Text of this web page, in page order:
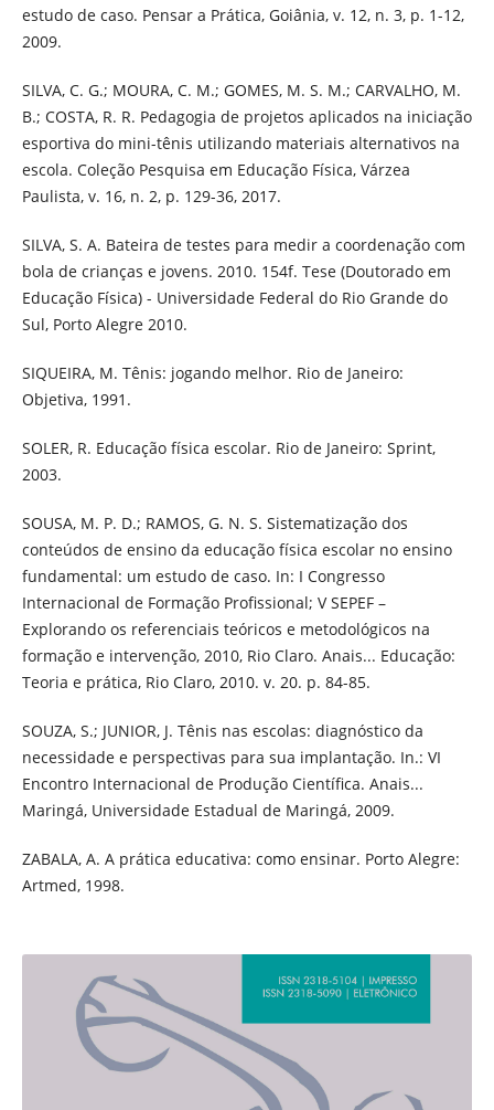
estudo de caso. Pensar a Prática, Goiânia, v. 12, n. 3, p. 1-12,
2009.
SILVA, C. G.; MOURA, C. M.; GOMES, M. S. M.; CARVALHO, M.
B.; COSTA, R. R. Pedagogia de projetos aplicados na iniciação
esportiva do mini-tênis utilizando materiais alternativos na
escola. Coleção Pesquisa em Educação Física, Várzea
Paulista, v. 16, n. 2, p. 129-36, 2017.
SILVA, S. A. Bateira de testes para medir a coordenação com
bola de crianças e jovens. 2010. 154f. Tese (Doutorado em
Educação Física) - Universidade Federal do Rio Grande do
Sul, Porto Alegre 2010.
SIQUEIRA, M. Tênis: jogando melhor. Rio de Janeiro:
Objetiva, 1991.
SOLER, R. Educação física escolar. Rio de Janeiro: Sprint,
2003.
SOUSA, M. P. D.; RAMOS, G. N. S. Sistematização dos
conteúdos de ensino da educação física escolar no ensino
fundamental: um estudo de caso. In: I Congresso
Internacional de Formação Profissional; V SEPEF –
Explorando os referenciais teóricos e metodológicos na
formação e intervenção, 2010, Rio Claro. Anais... Educação:
Teoria e prática, Rio Claro, 2010. v. 20. p. 84-85.
SOUZA, S.; JUNIOR, J. Tênis nas escolas: diagnóstico da
necessidade e perspectivas para sua implantação. In.: VI
Encontro Internacional de Produção Científica. Anais...
Maringá, Universidade Estadual de Maringá, 2009.
ZABALA, A. A prática educativa: como ensinar. Porto Alegre:
Artmed, 1998.